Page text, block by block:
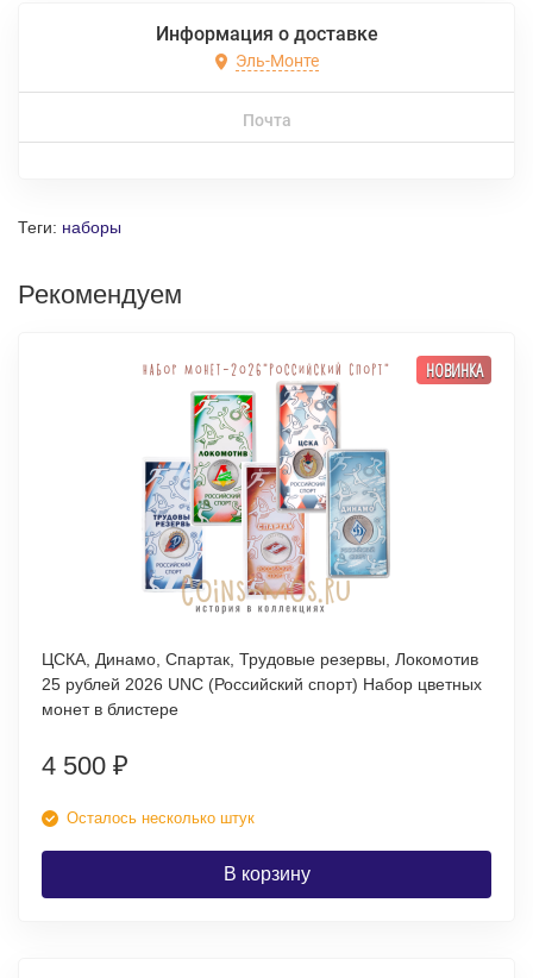
Информация о доставке
Эль-Монте
Почта
Теги: наборы
Рекомендуем
НОВИНКА
ЦСКА, Динамо, Спартак, Трудовые резервы, Локомотив
25 рублей 2026 UNC (Российский спорт) Набор цветных
монет в блистере
4 500 ₽
Осталось несколько штук
В корзину